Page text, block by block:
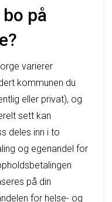
på
varierer
kommunen du
eller privat), og
sett kan
deles inn i to
og egenandel for
på din
for helse- og